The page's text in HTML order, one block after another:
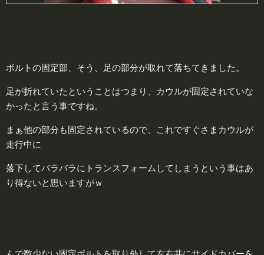
ボルトの固定部、そう、足の部分が取れて落ちてきました。
足が折れていたということはつまり、カウルが固定されていな
かったと言う事ですね。
まぁ他の部分も固定されているので、これですぐさまカウルが
走行中に
落下してバラバラに トランスフォーム してしまうという事はあ
り得ないと思いますがｗ